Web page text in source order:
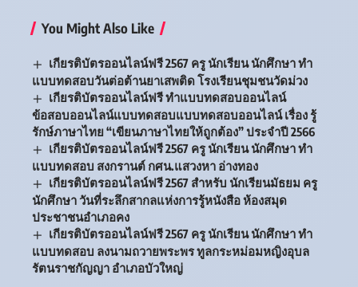
You Might Also Like
เกียรติบัตรออนไลน์ฟรี 2567 ครู นักเรียน นักศึกษา ทำ
แบบทดสอบวันต่อต้านยาเสพติด โรงเรียนชุมชนวัดม่วง
เกียรติบัตรออนไลน์ฟรี ทำแบบทดสอบออนไลน์
ข้อสอบออนไลน์แบบทดสอบแบบทดสอบออนไลน์ เรื่อง รู้
รักษ์ภาษาไทย “เขียนภาษาไทยให้ถูกต้อง” ประจำปี 2566
เกียรติบัตรออนไลน์ฟรี 2567 ครู นักเรียน นักศึกษา ทำ
แบบทดสอบ สงกรานต์ กศน.แสวงหา อ่างทอง
เกียรติบัตรออนไลน์ฟรี 2567 สำหรับ นักเรียนมัธยม ครู
นักศึกษา วันที่ระลึกสากลแห่งการรู้หนังสือ ห้องสมุด
ประชาชนอำเภอคง
เกียรติบัตรออนไลน์ฟรี 2567 ครู นักเรียน นักศึกษา ทำ
แบบทดสอบ ลงนามถวายพระพร ทูลกระหม่อมหญิงอุบล
รัตนราชกัญญา อำเภอบัวใหญ่